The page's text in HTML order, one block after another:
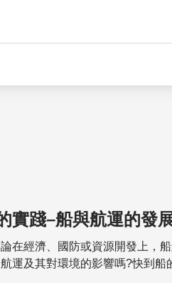
實踐–船與航運的發
在經濟、國防或資源開發上，
運及其對環境的影響嗎?快到船